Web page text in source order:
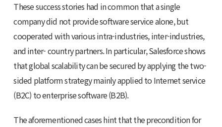
These success stories had in common that a single
company did not provide software service alone, but
cooperated with various intra-industries, inter-industries,
and inter- country partners. In particular, Salesforce shows
that global scalability can be secured by applying the two-
sided platform strategy mainly applied to Internet service
(B2C) to enterprise software (B2B).
The aforementioned cases hint that the precondition for